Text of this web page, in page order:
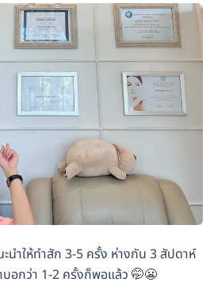
นำให้ทำสัก 3-5 ครั้ง ห่างกัน 3 สัปดาห์
บอกว่า 1-2 ครั้งก็พอแล้ว 🤭😬